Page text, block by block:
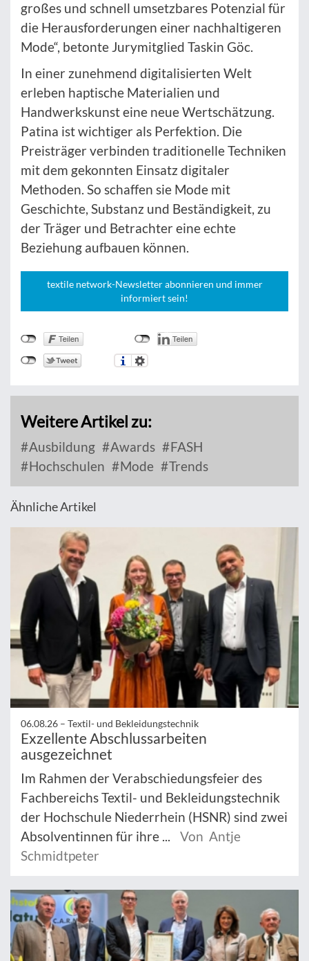
großes und schnell umsetzbares Potenzial für
die Herausforderungen einer nachhaltigeren
Mode“, betonte Jurymitglied Taskin Göc.
In einer zunehmend digitalisierten Welt
erleben haptische Materialien und
Handwerkskunst eine neue Wertschätzung.
Patina ist wichtiger als Perfektion. Die
Preisträger verbinden traditionelle Techniken
mit dem gekonnten Einsatz digitaler
Methoden. So schaffen sie Mode mit
Geschichte, Substanz und Beständigkeit, zu
der Träger und Betrachter eine echte
Beziehung aufbauen können.
textile network-Newsletter abonnieren und immer
informiert sein!
Weitere Artikel zu:
Ausbildung Awards
FASH
Hochschulen
Mode Trends
Ähnliche Artikel
06.08.26 – Textil- und Bekleidungstechnik
Exzellente Abschlussarbeiten
ausgezeichnet
Im Rahmen der Verabschiedungsfeier des
Fachbereichs Textil- und Bekleidungstechnik
der Hochschule Niederrhein (HSNR) sind zwei
Absolventinnen für ihre ...
Von Antje
Schmidtpeter